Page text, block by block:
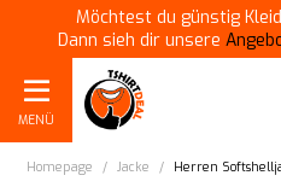
Möchtest du günstig
Dann sieh dir unsere
MENÜ
Homepage / Jacke / Herren